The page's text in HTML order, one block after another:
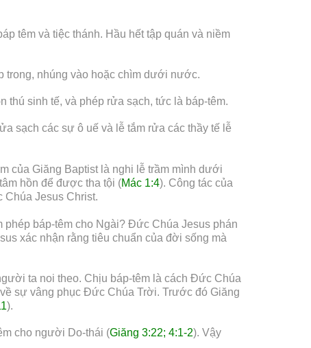
têm và tiệc thánh. Hầu hết tập quán và niềm
trong, nhúng vào hoặc chìm dưới nước.
thú sinh tế, và phép rửa sạch, tức là báp-têm.
sạch các sự ô uế và lễ tắm rửa các thầy tế lễ
của Giăng Baptist là nghi lễ trầm mình dưới
hồn để được tha tội (Mác 1:4). Công tác của
Jesus Christ.
báp-têm cho Ngài? Đức Chúa Jesus phán
xác nhận rằng tiêu chuẩn của đời sống mà
ta noi theo. Chịu báp-têm là cách Đức Chúa
sự vâng phục Đức Chúa Trời. Trước đó Giăng
).
cho người Do-thái (Giăng 3:22; 4:1-2). Vậy